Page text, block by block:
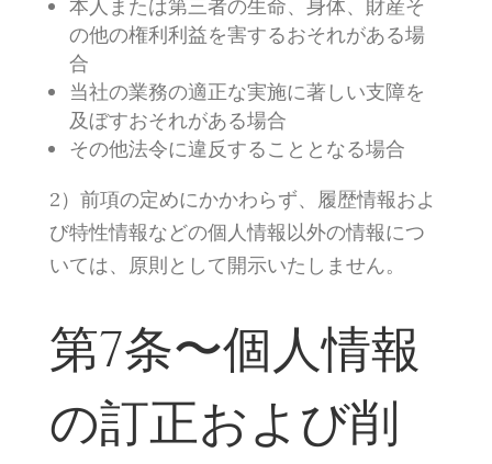
本人または第三者の生命、身体、財産そ
の他の権利利益を害するおそれがある場
合
当社の業務の適正な実施に著しい支障を
及ぼすおそれがある場合
その他法令に違反することとなる場合
2）前項の定めにかかわらず、履歴情報およ
び特性情報などの個人情報以外の情報につ
いては、原則として開示いたしません。
第7条〜個人情報
の訂正および削